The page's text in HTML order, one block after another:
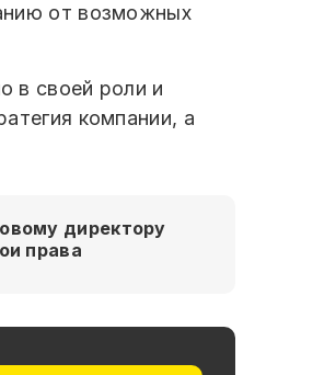
от возможных
в своей роли и
компании, а
директору
права